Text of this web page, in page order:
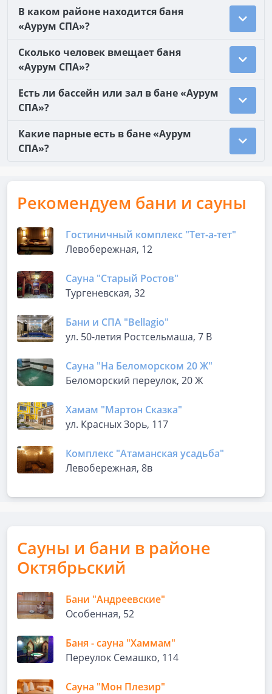
В каком районе находится баня
«Аурум СПА»?
Сколько человек вмещает баня
«Аурум СПА»?
Есть ли бассейн или зал в бане «Аурум
СПА»?
Какие парные есть в бане «Аурум
СПА»?
Рекомендуем бани и сауны
Гостиничный комплекс "Тет-а-тет"
Левобережная, 12
Сауна "Старый Ростов"
Тургеневская, 32
Бани и СПА "Bellagio"
ул. 50-летия Ростсельмаша, 7 В
Сауна "На Беломорском 20 Ж"
Беломорский переулок, 20 Ж
Хамам "Мартон Сказка"
ул. Красных Зорь, 117
Комплекс "Атаманская усадьба"
Левобережная, 8в
Сауны и бани в районе
Октябрьский
Бани "Андреевские"
Особенная, 52
Баня - сауна "Хаммам"
Переулок Семашко, 114
Сауна "Мон Плезир"